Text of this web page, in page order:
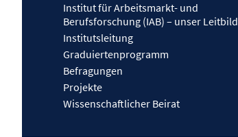
Institut für Arbeitsmarkt- und
Berufsforschung (IAB) – unser Leitbild
Institutsleitung
Graduiertenprogramm
Befragungen
Projekte
Wissenschaftlicher Beirat